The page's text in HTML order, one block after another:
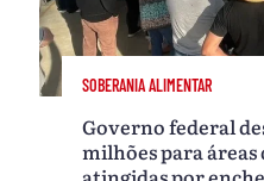
SOBERANIA ALIMENTAR
Governo federal
milhões para